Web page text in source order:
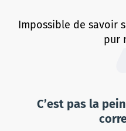
Impossible de savoir
pur
C’est pas la